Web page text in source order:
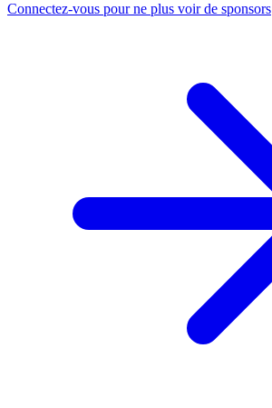
Connectez-vous pour ne plus voir de sponsors